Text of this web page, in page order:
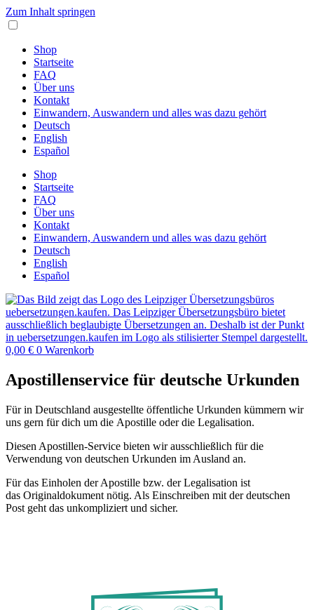
Zum Inhalt springen
Shop
Startseite
FAQ
Über uns
Kontakt
Einwandern, Auswandern und alles was dazu gehört
Deutsch
English
Español
Shop
Startseite
FAQ
Über uns
Kontakt
Einwandern, Auswandern und alles was dazu gehört
Deutsch
English
Español
0,00 € 0 Warenkorb
Apostillenservice für deutsche Urkunden
Für in Deutschland ausgestellte öffentliche Urkunden kümmern wir
uns gern für dich um die Apostille oder die Legalisation.
Diesen Apostillen-Service bieten wir ausschließlich für die
Verwendung von deutschen Urkunden im Ausland an.
Für das Einholen der Apostille bzw. der Legalisation ist
das Originaldokument nötig. Als Einschreiben mit der deutschen
Post geht das unkompliziert und sicher.